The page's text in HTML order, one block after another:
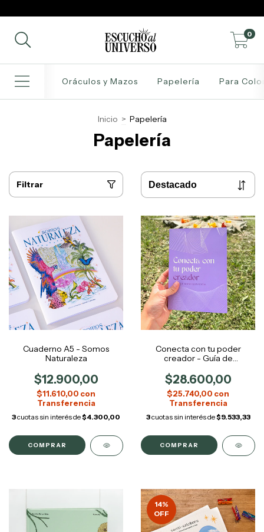
0
Oráculos y Mazos Papelería Para
Inicio > Papelería
Papelería
Filtrar
Cuaderno A5 - Somos
Naturaleza
$12.900,00
$11.610,00 con
3cuotas sin interés de$4.300,00
COMPRAR
Conecta con tu poder
creador - Guía de
$28.600,00
$25.740,00 con
3cuotas sin interés de$9.533,33
14%
OFF